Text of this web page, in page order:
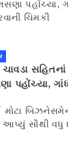
સહિતનાં
પહોંચ્યા,